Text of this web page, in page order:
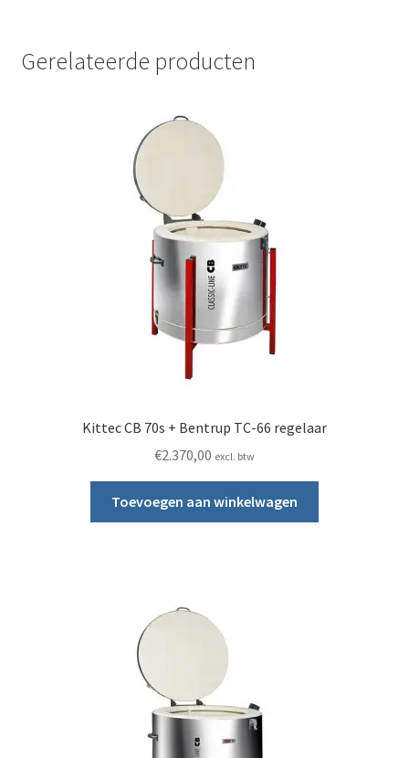
Gerelateerde producten
Kittec CB 70s + Bentrup TC-66 regelaar
€2.370,00 excl. btw
Toevoegen aan winkelwagen